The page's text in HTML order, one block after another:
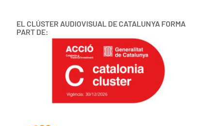
EL CLÚSTER AUDIOVISUAL DE CATALUNYA FORMA
PART DE: